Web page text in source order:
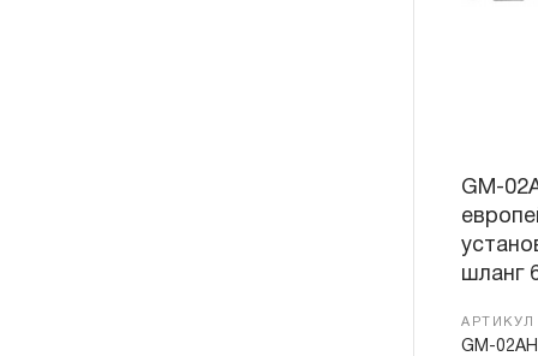
GM-
шланг
АРТИКУЛ
GM-02AH